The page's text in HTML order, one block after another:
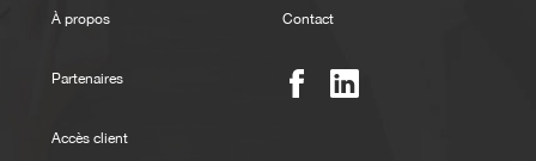
À propos
Partenaires
Accès client
Contact